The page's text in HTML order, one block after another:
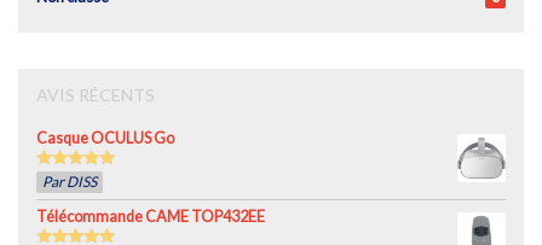
AVIS RÉCENTS
Casque OCULUS Go
out of 5
Par DISS
Télécommande CAME TOP432EE